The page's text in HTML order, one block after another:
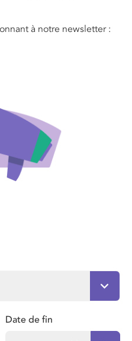
à notre newsletter :
Date de fin